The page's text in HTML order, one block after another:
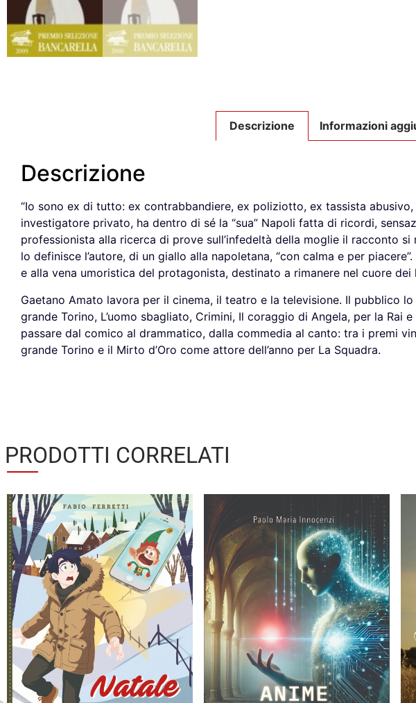
Descrizione Informazioni
Descrizione
“Io sono ex di tutto: ex contrabbandiere, ex poliziotto, ex tassista
investigatore privato, ha dentro di sé la “sua” Napoli fatta di ricordi,
professionista alla ricerca di prove sull’infedeltà della moglie il racconto
lo definisce l’autore, di un giallo alla napoletana, “con calma e per
e alla vena umoristica del protagonista, destinato a rimanere nel cuore dei
Gaetano Amato lavora per il cinema, il teatro e la televisione. Il pubblico
grande Torino, L’uomo sbagliato, Crimini, Il coraggio di Angela, per la Rai
passare dal comico al drammatico, dalla commedia al canto: tra i premi
grande Torino e il Mirto d’Oro come attore dell’anno per La Squadra.
PRODOTTI CORRELATI